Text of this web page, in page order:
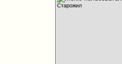
Старожил